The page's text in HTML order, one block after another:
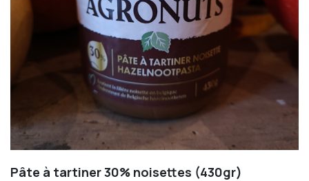
Pâte à tartiner 30% noisettes (430gr)